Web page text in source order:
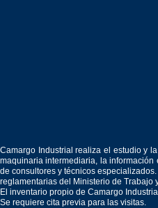
Camargo Industrial realiza el estudio y
maquinaria intermediaria, la
de consultores y técnicos
reglamentarias del Ministerio de Trabajo
El inventario propio de Camargo
Se requiere cita previa para las visitas.